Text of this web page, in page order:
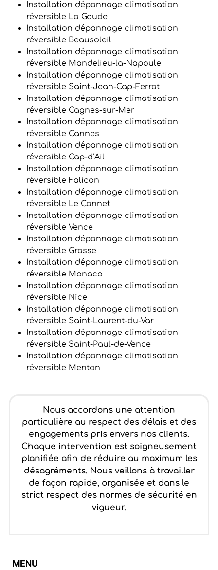
Installation dépannage climatisation
réversible La Gaude
Installation dépannage climatisation
réversible Beausoleil
Installation dépannage climatisation
réversible Mandelieu-la-Napoule
Installation dépannage climatisation
réversible Saint-Jean-Cap-Ferrat
Installation dépannage climatisation
réversible Cagnes-sur-Mer
Installation dépannage climatisation
réversible Cannes
Installation dépannage climatisation
réversible Cap-d’Ail
Installation dépannage climatisation
réversible Falicon
Installation dépannage climatisation
réversible Le Cannet
Installation dépannage climatisation
réversible Vence
Installation dépannage climatisation
réversible Grasse
Installation dépannage climatisation
réversible Monaco
Installation dépannage climatisation
réversible Nice
Installation dépannage climatisation
réversible Saint-Laurent-du-Var
Installation dépannage climatisation
réversible Saint-Paul-de-Vence
Installation dépannage climatisation
réversible Menton
Nous accordons une attention
particulière au respect des délais et des
engagements pris envers nos clients.
Chaque intervention est soigneusement
planifiée afin de réduire au maximum les
désagréments. Nous veillons à travailler
de façon rapide, organisée et dans le
strict respect des normes de sécurité en
vigueur.
MENU